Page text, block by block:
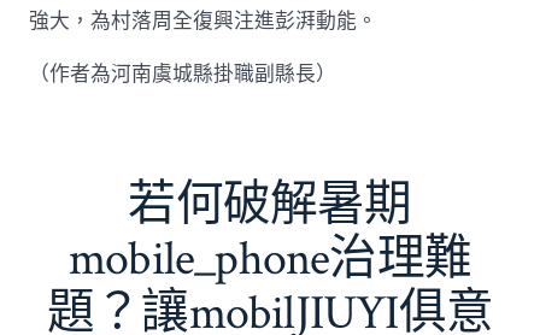
強大，為村落周全復興注進彭湃動能。
（作者為河南虞城縣掛職副縣長）
若何破解暑期
mobile_phone治理難
題？讓mobilJIUYI俱意